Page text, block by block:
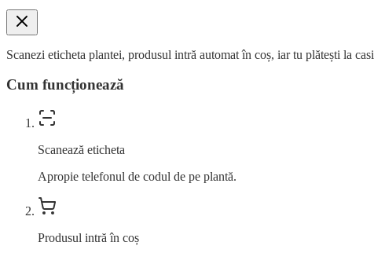
Scanezi eticheta plantei, produsul intră automat în coș, iar tu plătești la
Cum funcționează
Scanează eticheta
Apropie telefonul de codul de pe plantă.
Produsul intră în coș